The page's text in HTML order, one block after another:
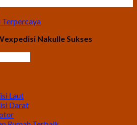
Terpercaya
Nakulle Sukses
Laut
Darat